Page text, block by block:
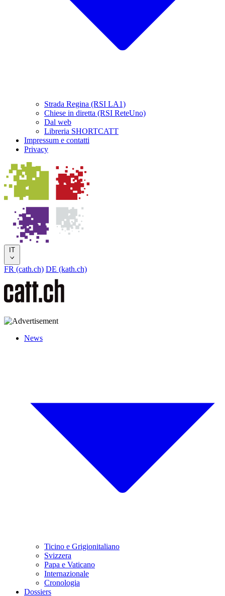
Strada Regina (RSI LA1)
Chiese in diretta (RSI ReteUno)
Dal web
Libreria SHORTCATT
Impressum e contatti
Privacy
IT
FR (cath.ch) DE (kath.ch)
News
Ticino e Grigionitaliano
Svizzera
Papa e Vaticano
Internazionale
Cronologia
Dossiers